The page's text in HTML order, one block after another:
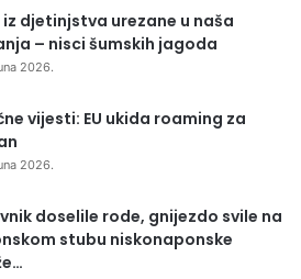
iz djetinjstva urezane u naša
– nisci šumskih jagoda
2026.
vijesti: EU ukida roaming za
2026.
doselile rode, gnijezdo svile na
stubu niskonaponske